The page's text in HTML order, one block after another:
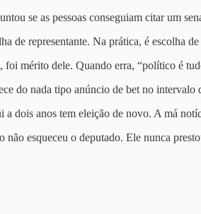
se as pessoas conseguiam citar um
de representante. Na prática, é escolha
foi mérito dele. Quando erra, “político é
do nada tipo anúncio de bet no intervalo
a dois anos tem eleição de novo. A má
não esqueceu o deputado. Ele nunca